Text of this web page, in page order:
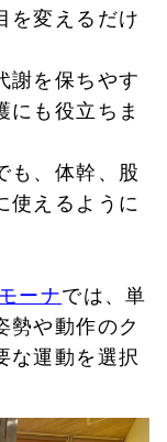
を変えるだけ
謝を保ちやす
にも役立ちま
も、体幹、股
使えるように
ーナでは、単
勢や動作のク
な運動を選択